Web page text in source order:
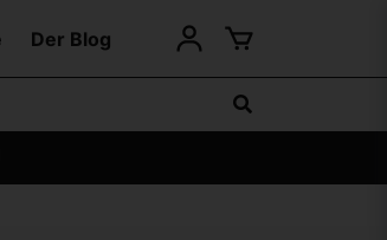
Der Blog